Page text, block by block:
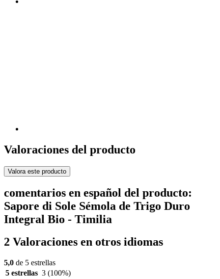
Valoraciones del producto
Valora este producto
comentarios en español del producto:
Sapore di Sole Sémola de Trigo Duro
Integral Bio - Timilia
2 Valoraciones en otros idiomas
5,0 de 5 estrellas
5 estrellas 3 (100%)